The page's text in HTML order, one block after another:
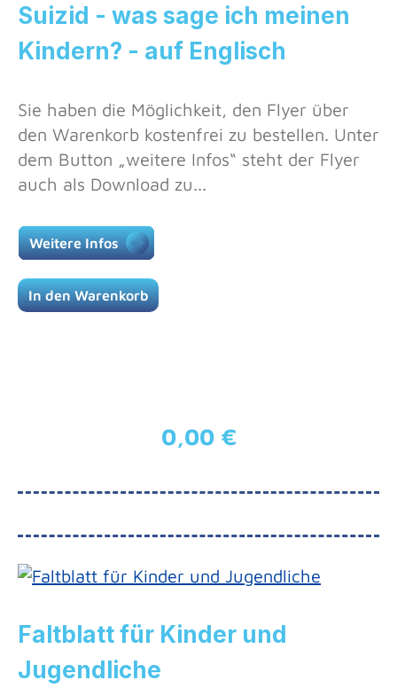
Suizid - was sage ich meinen
Kindern? - auf Englisch
Sie haben die Möglichkeit, den Flyer über
den Warenkorb kostenfrei zu bestellen. Unter
dem Button „weitere Infos“ steht der Flyer
auch als Download zu...
Weitere Infos
In den Warenkorb
Regulärer Preis:
0,00 €
Faltblatt für Kinder und
Jugendliche